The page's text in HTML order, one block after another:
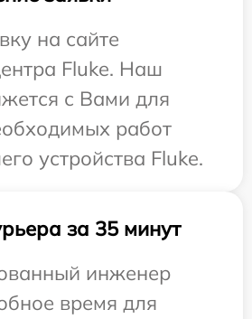
на сайте
Fluke. Наш
с Вами для
работ
устройства Fluke.
за 35 минут
инженер
время для